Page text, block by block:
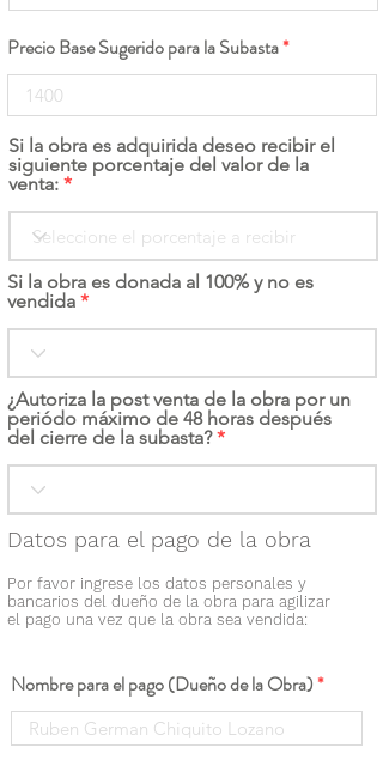
Precio Base Sugerido para la Subasta
Si la obra es adquirida deseo recibir el
siguiente porcentaje del valor de la
venta:
Si la obra es donada al 100% y no es
vendida
¿Autoriza la post venta de la obra por un
periódo máximo de 48 horas después
del cierre de la subasta?
Datos para el pago de la obra
Por favor ingrese los datos personales y
bancarios del dueño de la obra para agilizar
el pago una vez que la obra sea vendida:
Nombre para el pago (Dueño de la Obra)